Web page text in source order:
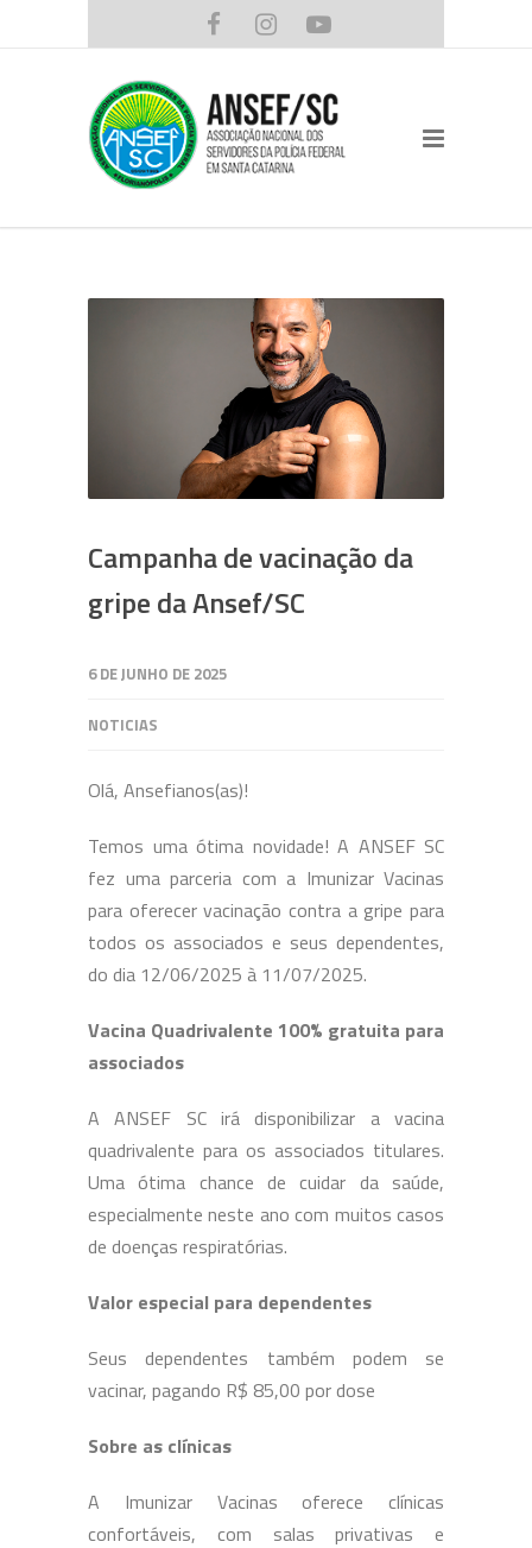
Campanha de vacinação da
gripe da Ansef/SC
6 DE JUNHO DE 2025
NOTICIAS
Olá, Ansefianos(as)!
Temos uma ótima novidade! A ANSEF SC
fez uma parceria com a Imunizar Vacinas
para oferecer vacinação contra a gripe para
todos os associados e seus dependentes,
do dia 12/06/2025 à 11/07/2025.
Vacina Quadrivalente 100% gratuita para
associados
A ANSEF SC irá disponibilizar a vacina
quadrivalente para os associados titulares.
Uma ótima chance de cuidar da saúde,
especialmente neste ano com muitos casos
de doenças respiratórias.
Valor especial para dependentes
Seus dependentes também podem se
vacinar, pagando R$ 85,00 por dose
Sobre as clínicas
A Imunizar Vacinas oferece clínicas
confortáveis, com salas privativas e